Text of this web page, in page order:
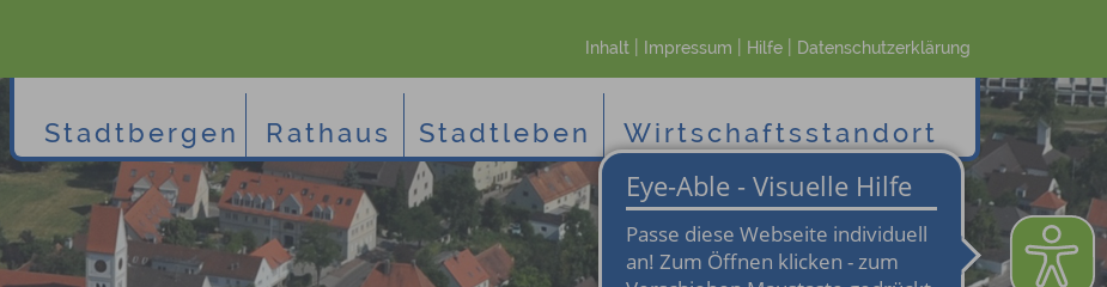
Inhalt| Impressum Hilfe| Datenschutzerklärung
Stadtbergen Rathaus Stadtleben Wirtschaftsstandort